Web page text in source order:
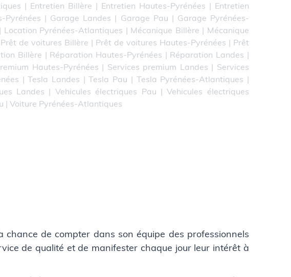
| Entretien Billère | Entretien Hautes-Pyrénées | Entretien
Pyrénées | Garage Landes | Garage Pau | Garage Pyrénées-
| Location Pyrénées-Atlantiques | Mécanique Billère | Mécanique
Prêt de voitures Billère | Prêt de voitures Hautes-Pyrénées | Prêt
Billère | Réparation Hautes-Pyrénées | Réparation Landes |
Hautes-Pyrénées | Services premium Landes | Services
|Tesla Landes |Tesla Pau | Tesla Pyrénées-Atlantiques |
Landes | Vehicules électriques Pau |Vehicules électriques
|Voiture Pyrénées-Atlantiques
de compter dans son équipe des professionnels
de qualité et de manifester chaque jour leur intérêt à